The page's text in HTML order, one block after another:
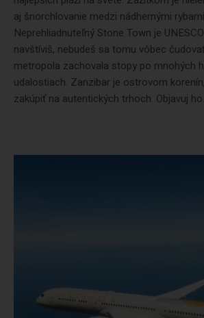
aj šnorchlovanie medzi nádhernými
Neprehliadnuteľný Stone Town je
navštíviš, nebudeš sa tomu vôbec
metropola zachovala stopy po mnohých
udalostiach. Zanzibar je ostrovom
zakúpiť na autentických trhoch. Objavuj